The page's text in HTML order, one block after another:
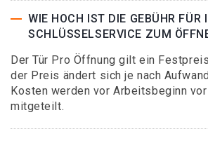
WIE HOCH IST DIE GEBÜHR FÜR
SCHLÜSSELSERVICE ZUM
Der Tür Pro Öffnung gilt ein
der Preis ändert sich je nach
Kosten werden vor Arbeitsbeginn
mitgeteilt.